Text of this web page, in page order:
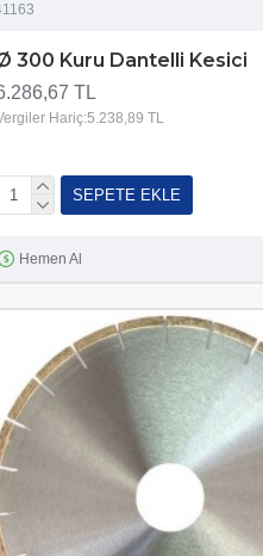
300 Kuru Dantelli Kesici
TL
Hariç:5.238,89 TL
SEPETE EKLE
Hemen Al